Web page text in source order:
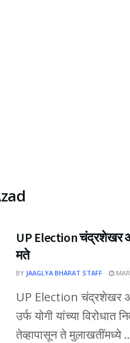
UP Election चंद्रशेखर
मते
BY JAAGLYA BHARAT STAFF
UP Election चंद्रशेखर
उर्फ योगी यांच्या विरोधात
तेव्हापासून ते मुलाखतींमध्ये